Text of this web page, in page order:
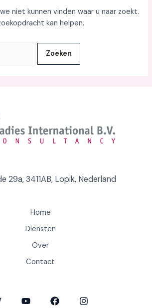
niet kunnen vinden waar u naar zoekt.
kan helpen.
29a, 3411AB, Lopik, Nederland
Home
Diensten
Over
Contact